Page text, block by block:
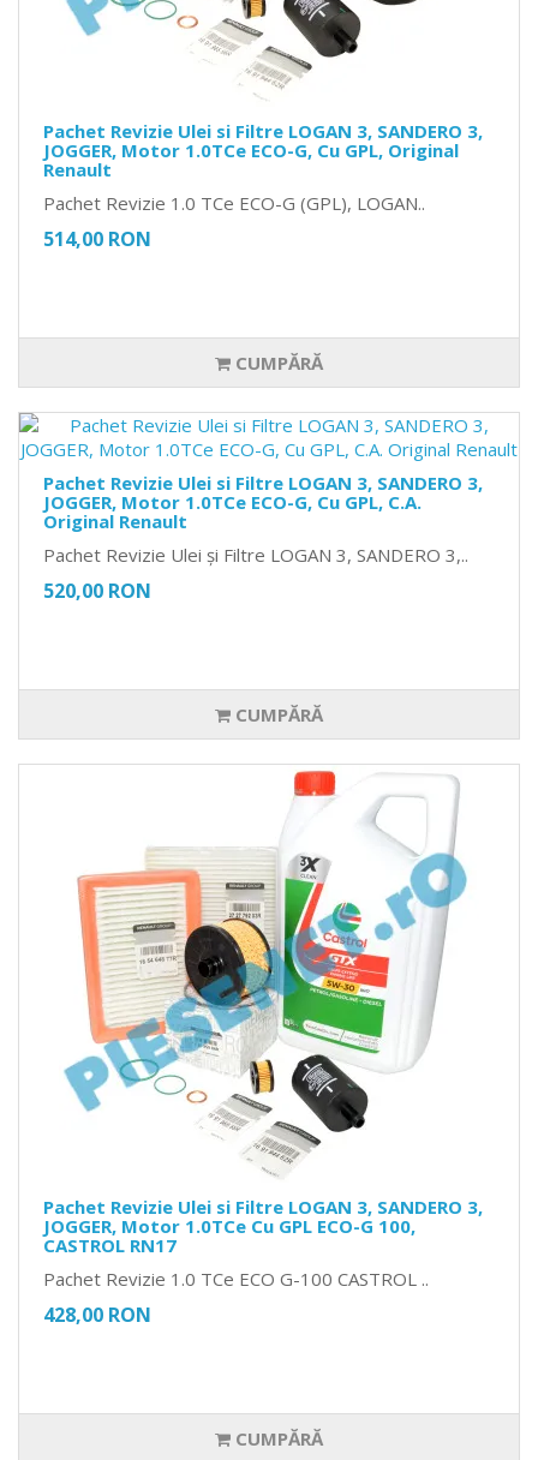
Pachet Revizie Ulei si Filtre LOGAN 3, SANDERO 3,
JOGGER, Motor 1.0TCe ECO-G, Cu GPL, Original
Renault
Pachet Revizie 1.0 TCe ECO-G (GPL), LOGAN..
514,00 RON
CUMPĂRĂ
Pachet Revizie Ulei si Filtre LOGAN 3, SANDERO 3,
JOGGER, Motor 1.0TCe ECO-G, Cu GPL, C.A.
Original Renault
Pachet Revizie Ulei și Filtre LOGAN 3, SANDERO 3,..
520,00 RON
CUMPĂRĂ
Pachet Revizie Ulei si Filtre LOGAN 3, SANDERO 3,
JOGGER, Motor 1.0TCe Cu GPL ECO-G 100,
CASTROL RN17
Pachet Revizie 1.0 TCe ECO G-100 CASTROL ..
428,00 RON
CUMPĂRĂ